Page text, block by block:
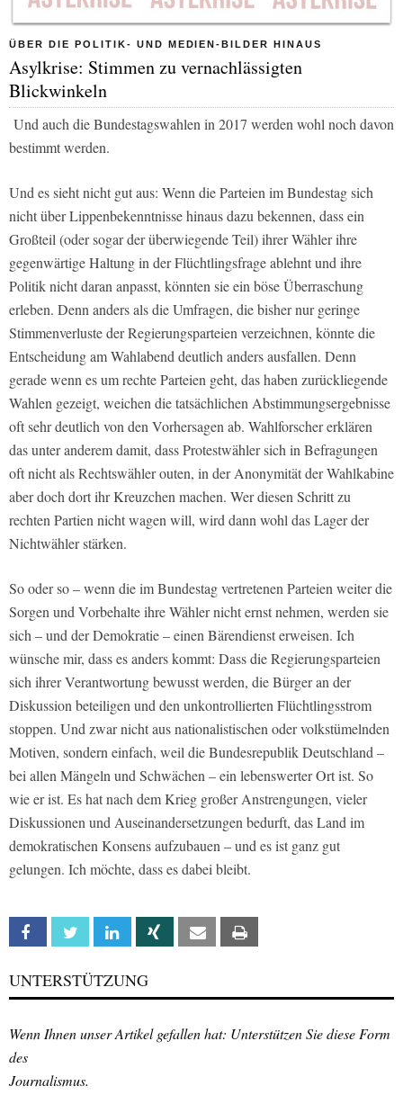
ÜBER DIE POLITIK- UND MEDIEN-BILDER HINAUS
Asylkrise: Stimmen zu vernachlässigten
Blickwinkeln
Und auch die Bundestagswahlen in 2017 werden wohl noch davon
bestimmt werden.
Und es sieht nicht gut aus: Wenn die Parteien im Bundestag sich
nicht über Lippenbekenntnisse hinaus dazu bekennen, dass ein
Großteil (oder sogar der überwiegende Teil) ihrer Wähler ihre
gegenwärtige Haltung in der Flüchtlingsfrage ablehnt und ihre
Politik nicht daran anpasst, könnten sie ein böse Überraschung
erleben. Denn anders als die Umfragen, die bisher nur geringe
Stimmenverluste der Regierungsparteien verzeichnen, könnte die
Entscheidung am Wahlabend deutlich anders ausfallen. Denn
gerade wenn es um rechte Parteien geht, das haben zurückliegende
Wahlen gezeigt, weichen die tatsächlichen Abstimmungsergebnisse
oft sehr deutlich von den Vorhersagen ab. Wahlforscher erklären
das unter anderem damit, dass Protestwähler sich in Befragungen
oft nicht als Rechtswähler outen, in der Anonymität der Wahlkabine
aber doch dort ihr Kreuzchen machen. Wer diesen Schritt zu
rechten Partien nicht wagen will, wird dann wohl das Lager der
Nichtwähler stärken.
So oder so – wenn die im Bundestag vertretenen Parteien weiter die
Sorgen und Vorbehalte ihre Wähler nicht ernst nehmen, werden sie
sich – und der Demokratie – einen Bärendienst erweisen. Ich
wünsche mir, dass es anders kommt: Dass die Regierungsparteien
sich ihrer Verantwortung bewusst werden, die Bürger an der
Diskussion beteiligen und den unkontrollierten Flüchtlingsstrom
stoppen. Und zwar nicht aus nationalistischen oder volkstümelnden
Motiven, sondern einfach, weil die Bundesrepublik Deutschland –
bei allen Mängeln und Schwächen – ein lebenswerter Ort ist. So
wie er ist. Es hat nach dem Krieg großer Anstrengungen, vieler
Diskussionen und Auseinandersetzungen bedurft, das Land im
demokratischen Konsens aufzubauen – und es ist ganz gut
gelungen. Ich möchte, dass es dabei bleibt.
Facebook Twitter Linkedin Xing Email
UNTERSTÜTZUNG
Wenn Ihnen unser Artikel gefallen hat: Unterstützen Sie diese Form
des
Journalismus.